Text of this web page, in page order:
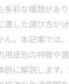
多彩な種類があ
適した選び方が
ん。本記事では
用途別の特徴や
的に解説します